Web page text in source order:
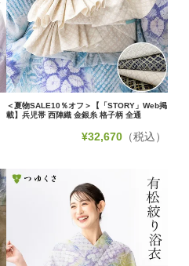
＜夏物SALE10％オフ＞【「STORY」Web掲
載】兵児帯 西陣織 金銀糸 格子柄 全通
¥32,670（税込）